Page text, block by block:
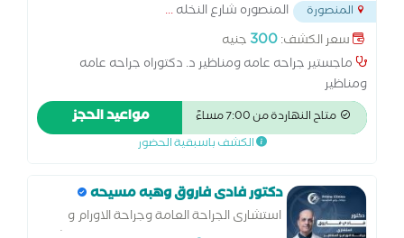
المنصورة المنصوره شارع النخله...
سعر الكشف:300 جنيه
ماجستير جراحه عامه ومناظير د. دكتوراه جراحه عامه
ومناظير
متاح النهاردة من 7:00 مساءً مواعيد الحجز
الكشف باسبقية الحضور
دكتور فادى فاروق وهبه مسيحه
استشارى الجراحة العامة وجراحة الاورام و